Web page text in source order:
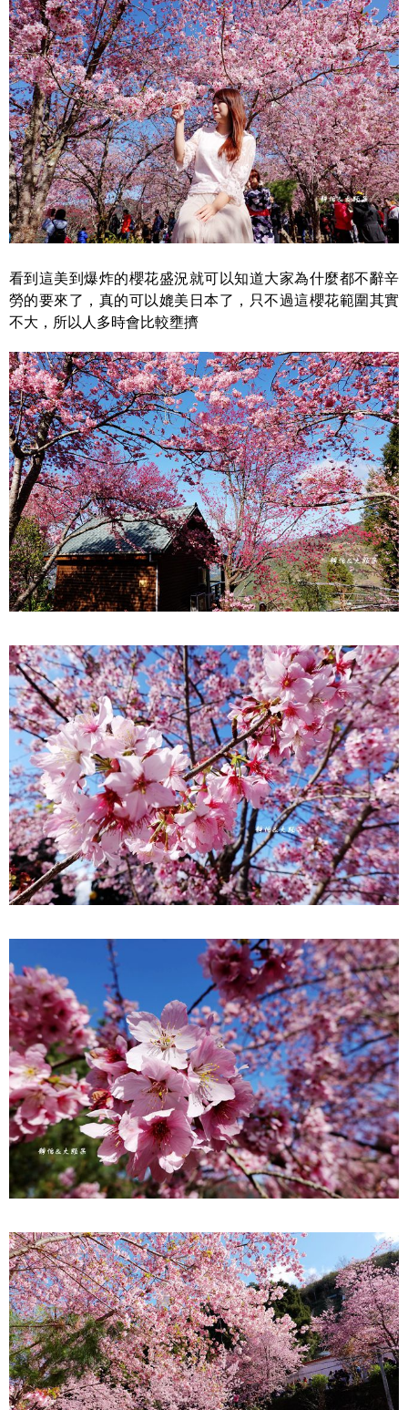
看到這美到爆炸的櫻花盛況就可以知道大家為什麼都不辭辛
勞的要來了，真的可以媲美日本了，只不過這櫻花範圍其實
不大，所以人多時會比較壅擠